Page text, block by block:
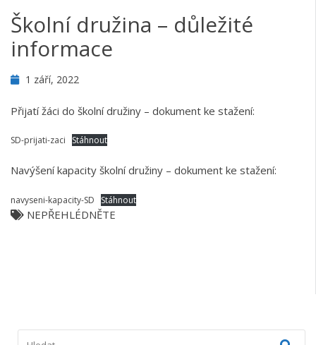
Školní družina – důležité
informace
1 září, 2022
Přijatí žáci do školní družiny – dokument ke stažení:
SD-prijati-zaci Stáhnout
Navýšení kapacity školní družiny – dokument ke stažení:
navyseni-kapacity-SD Stáhnout
NEPŘEHLÉDNĚTE